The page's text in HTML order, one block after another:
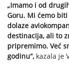
„Imamo i od
Goru. Mi ćemo
dolaze
destinacija, ali to
pripremimo. Već
godinu“, kazala je